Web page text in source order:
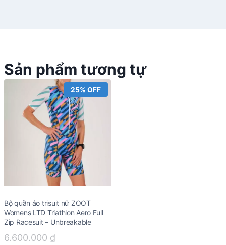
Sản phẩm tương tự
25% OFF
Bộ quần áo trisuit nữ ZOOT
Womens LTD Triathlon Aero Full
Zip Racesuit – Unbreakable
6.600.000₫Original